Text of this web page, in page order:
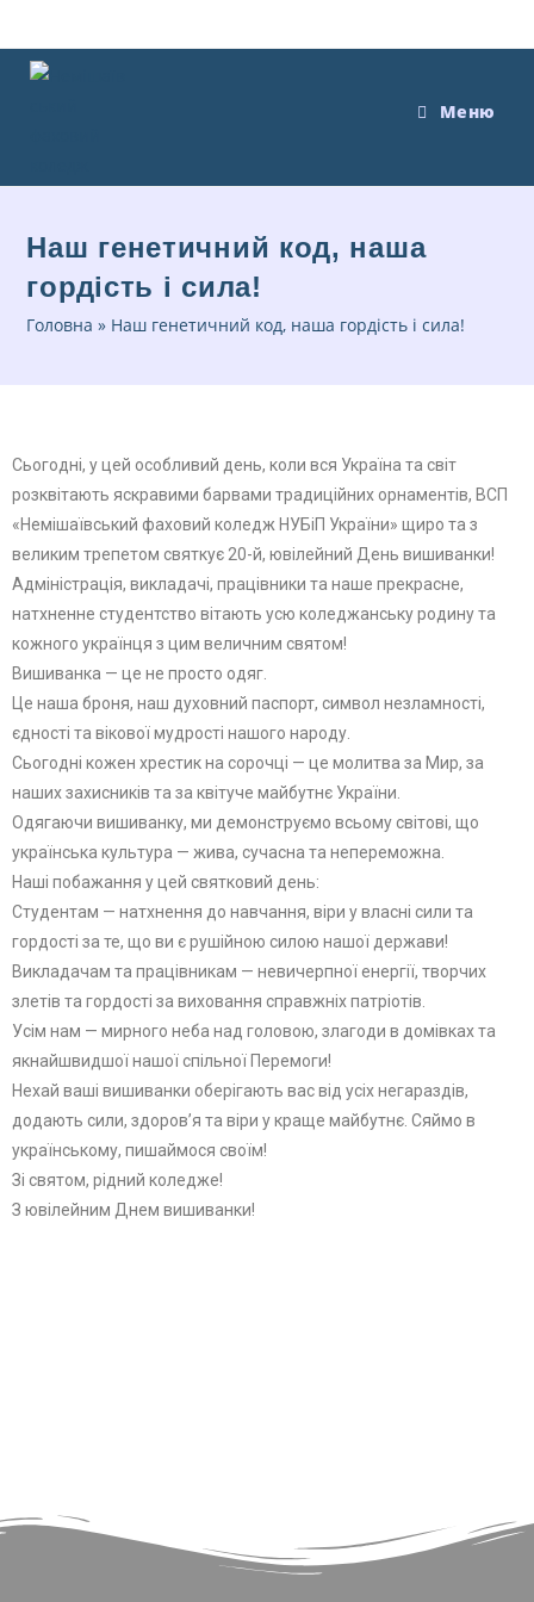
Меню
Наш генетичний код, наша
гордість і сила!
Головна » Наш генетичний код, наша гордість і сила!
Сьогодні, у цей особливий день, коли вся Україна та світ
розквітають яскравими барвами традиційних орнаментів, ВСП
«Немішаївський фаховий коледж НУБіП України» щиро та з
великим трепетом святкує 20-й, ювілейний День вишиванки!
​Адміністрація, викладачі, працівники та наше прекрасне,
натхненне студентство вітають усю коледжанську родину та
кожного українця з цим величним святом!
​Вишиванка — це не просто одяг.
Це наша броня, наш духовний паспорт, символ незламності,
єдності та вікової мудрості нашого народу.
Сьогодні кожен хрестик на сорочці — це молитва за Мир, за
наших захисників та за квітуче майбутнє України.
​Одягаючи вишиванку, ми демонструємо всьому світові, що
українська культура — жива, сучасна та непереможна.
​Наші побажання у цей святковий день:
​Студентам — натхнення до навчання, віри у власні сили та
гордості за те, що ви є рушійною силою нашої держави!
​Викладачам та працівникам — невичерпної енергії, творчих
злетів та гордості за виховання справжніх патріотів.
​Усім нам — мирного неба над головою, злагоди в домівках та
якнайшвидшої нашої спільної Перемоги!
​Нехай ваші вишиванки оберігають вас від усіх негараздів,
додають сили, здоров’я та віри у краще майбутнє. Сяймо в
українському, пишаймося своїм!
​Зі святом, рідний коледже!
З ювілейним Днем вишиванки!